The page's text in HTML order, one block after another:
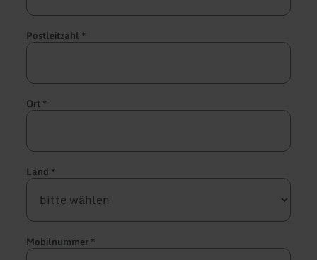
Postleitzahl *
Ort*
Land *
Mobilnummer*